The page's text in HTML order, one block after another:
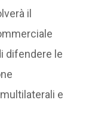
il
difendere le
e